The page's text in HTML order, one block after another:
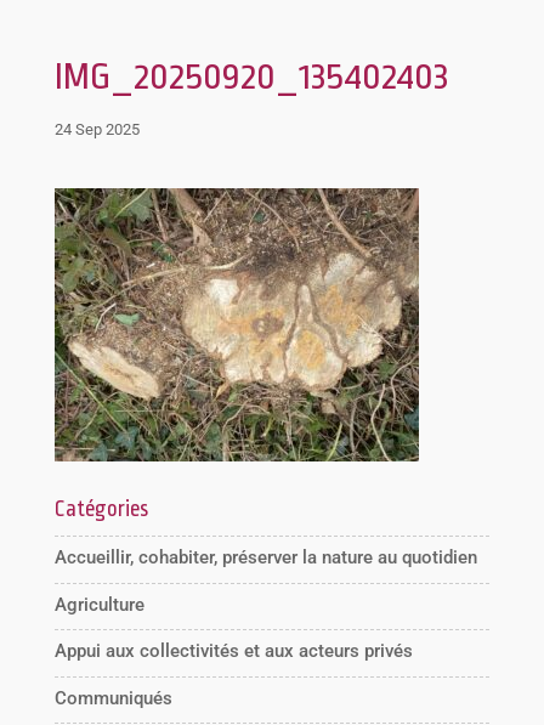
IMG_20250920_135402403
24 Sep 2025
Catégories
Accueillir, cohabiter, préserver la nature au quotidien
Agriculture
Appui aux collectivités et aux acteurs privés
Communiqués